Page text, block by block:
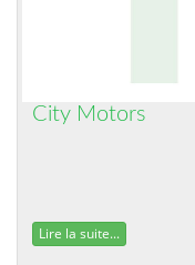
City Motors
Lire la suite...